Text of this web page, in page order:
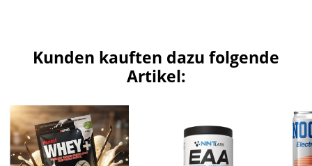
Kunden kauften dazu folgende
Artikel: